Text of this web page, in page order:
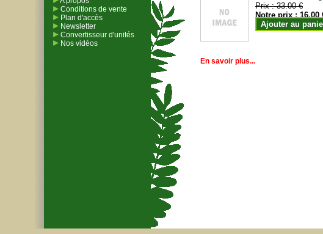
Conditions de vente
Plan d'accès
Newsletter
Convertisseur d'unités
Nos vidéos
Prix :33.00 €
Notre prix :16.00
Ajouter au
En savoir plus...